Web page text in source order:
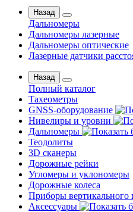
Назад
Дальномеры
Дальномеры лазерные
Дальномеры оптические
Лазерные датчики
Назад
Полный каталог
Тахеометры
GNSS-оборудование
Нивелиры и уровни
Дальномеры
Теодолиты
3D сканеры
Дорожные рейки
Угломеры и уклономеры
Дорожные колеса
Приборы вертикального
Аксессуары